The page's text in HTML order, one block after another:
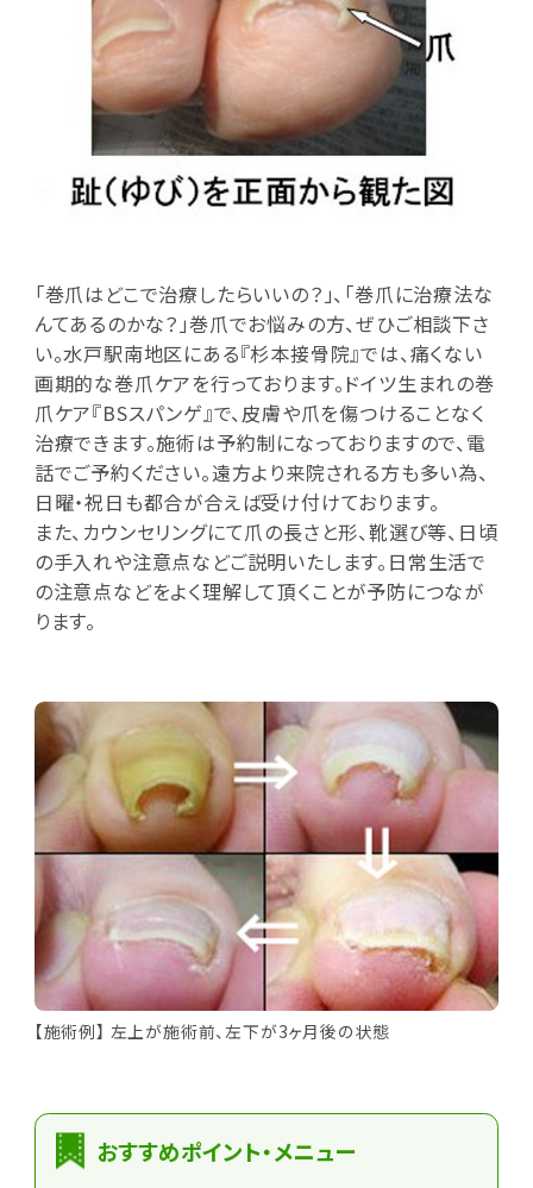
「巻爪はどこで治療したらいいの？」、「巻爪に治療法な
んてあるのかな？」巻爪でお悩みの方、ぜひご相談下さ
い。水戸駅南地区にある『杉本接骨院』では、痛くない
画期的な巻爪ケアを行っております。ドイツ生まれの巻
爪ケア『BSスパンゲ』で、皮膚や爪を傷つけることなく
治療できます。施術は予約制になっておりますので、電
話でご予約ください。遠方より来院される方も多い為、
日曜・祝日も都合が合えば受け付けております。
また、カウンセリングにて爪の長さと形、靴選び等、日頃
の手入れや注意点などご説明いたします。日常生活で
の注意点などをよく理解して頂くことが予防につなが
ります。
【施術例】 左上が施術前、左下が3ヶ月後の状態
おすすめポイント・メニュー